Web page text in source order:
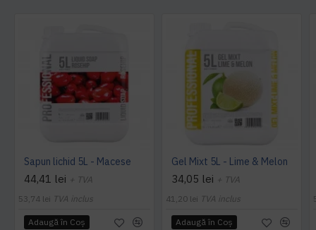
Sapun lichid 5L - Macese
44,41 lei + TVA
53,74 lei TVA inclus
Adaugă în Coş
Gel Mixt 5L - Lime & Melon
34,05 lei + TVA
41,20 lei TVA inclus
Adaugă în Coş